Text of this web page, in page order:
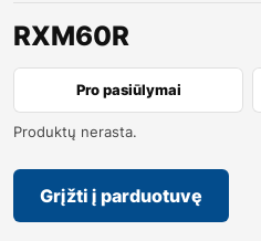
RXM60R
Pro pasiūlymai
Produktų nerasta.
Grįžti į parduotuvę